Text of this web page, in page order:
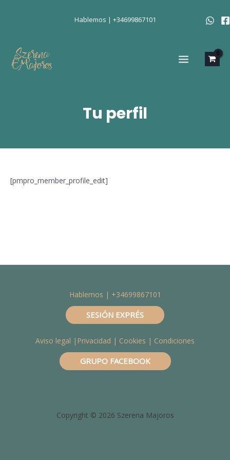
Hablemos | +34699867101
MENU
Tu perfil
[pmpro_member_profile_edit]
Hablemos | +34699867101
SESIÓN EXPRÉS
Aviso legal | Privacidad | Cookies | Condiciones
GRUPO FACEBOOK
Copyright © 2026 Szerena Majoros